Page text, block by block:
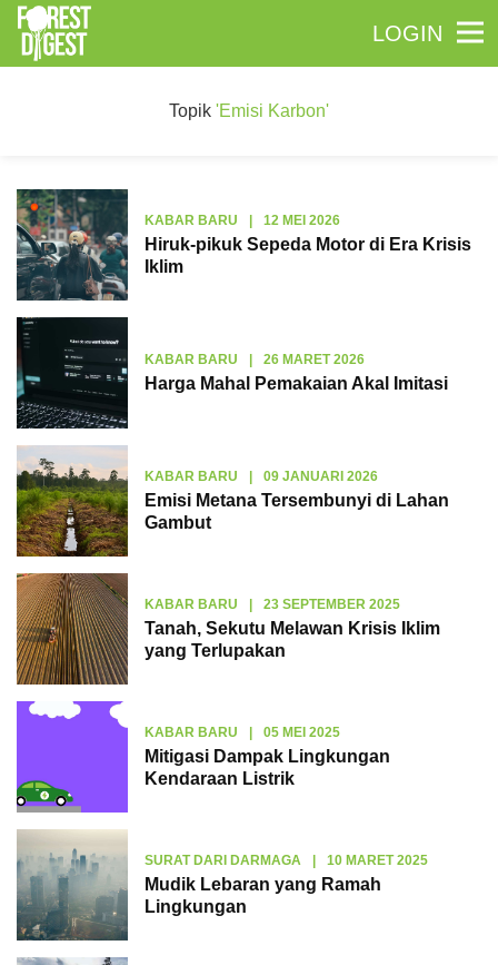
LOGIN
Topik 'Emisi Karbon'
KABAR BARU | 12 MEI 2026
Hiruk-pikuk Sepeda Motor di Era Krisis
Iklim
KABAR BARU | 26 MARET 2026
Harga Mahal Pemakaian Akal Imitasi
KABAR BARU | 09 JANUARI 2026
Emisi Metana Tersembunyi di Lahan
Gambut
KABAR BARU | 23 SEPTEMBER 2025
Tanah, Sekutu Melawan Krisis Iklim
yang Terlupakan
KABAR BARU | 05 MEI 2025
Mitigasi Dampak Lingkungan
Kendaraan Listrik
SURAT DARI DARMAGA | 10 MARET 2025
Mudik Lebaran yang Ramah
Lingkungan